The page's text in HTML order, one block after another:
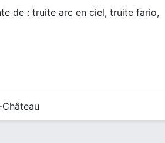
de : truite arc en ciel, truite fario,